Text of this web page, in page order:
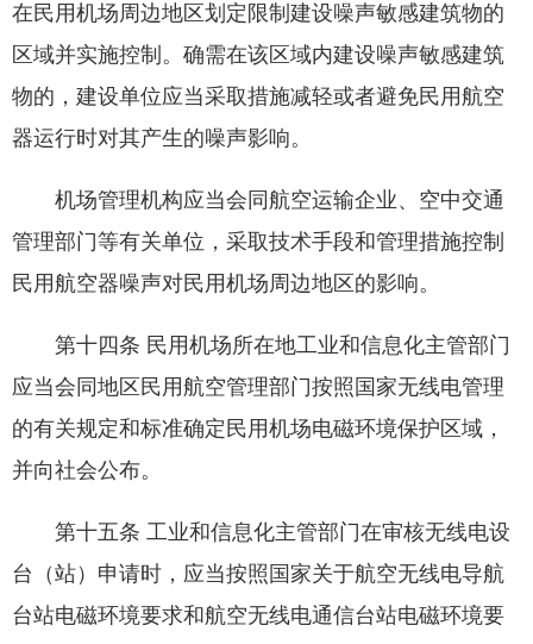
在民用机场周边地区划定限制建设噪声敏感建筑物的
区域并实施控制。确需在该区域内建设噪声敏感建筑
物的，建设单位应当采取措施减轻或者避免民用航空
器运行时对其产生的噪声影响。
机场管理机构应当会同航空运输企业、空中交通
管理部门等有关单位，采取技术手段和管理措施控制
民用航空器噪声对民用机场周边地区的影响。
第十四条 民用机场所在地工业和信息化主管部门
应当会同地区民用航空管理部门按照国家无线电管理
的有关规定和标准确定民用机场电磁环境保护区域，
并向社会公布。
第十五条 工业和信息化主管部门在审核无线电设
台（站）申请时，应当按照国家关于航空无线电导航
台站电磁环境要求和航空无线电通信台站电磁环境要